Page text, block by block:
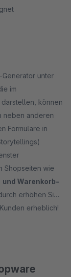
unter
im
darstellen, können
neben anderen
Formulare in
Shopseiten wie
Warenkorb-
erhöhen Sie
erheblich!